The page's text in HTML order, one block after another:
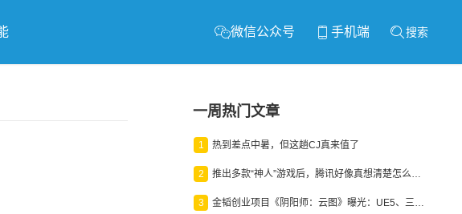
微信公众号 手机端 搜索
一周热门文章
1 热到差点中暑，但这趟CJ真来值了
2 推出多款“神人”游戏后，腾讯好像真想清楚怎么做二次元了
3 金韬创业项目《阴阳师：云图》曝光：UE5、三端互通、ARPG